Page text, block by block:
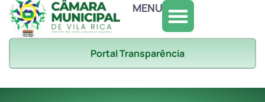
MENU
Portal Transparência